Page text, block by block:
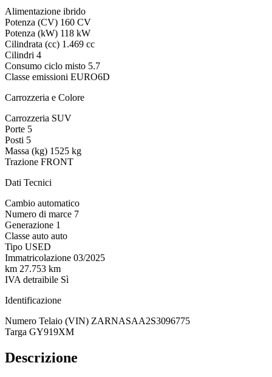
Alimentazione ibrido
Potenza (CV) 160 CV
Potenza (kW) 118 kW
Cilindrata (cc) 1.469 cc
Cilindri 4
Consumo ciclo misto 5.7
Classe emissioni EURO6D
Carrozzeria e Colore
Carrozzeria SUV
Porte 5
Posti 5
Massa (kg) 1525 kg
Trazione FRONT
Dati Tecnici
Cambio automatico
Numero di marce 7
Generazione 1
Classe auto auto
Tipo USED
Immatricolazione 03/2025
km 27.753 km
IVA detraibile Sì
Identificazione
Numero Telaio (VIN) ZARNASAA2S3096775
Targa GY919XM
Descrizione